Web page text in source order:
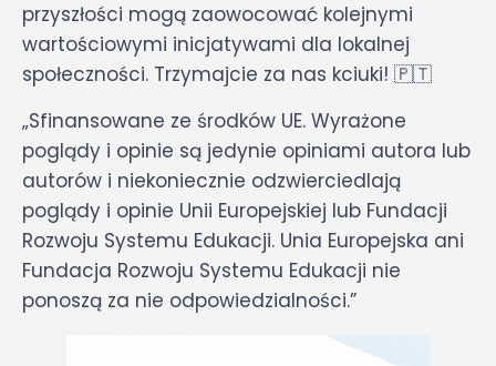
przyszłości mogą zaowocować kolejnymi
wartościowymi inicjatywami dla lokalnej
społeczności. Trzymajcie za nas kciuki! 🇵🇹
„Sfinansowane ze środków UE. Wyrażone
poglądy i opinie są jedynie opiniami autora lub
autorów i niekoniecznie odzwierciedlają
poglądy i opinie Unii Europejskiej lub Fundacji
Rozwoju Systemu Edukacji. Unia Europejska ani
Fundacja Rozwoju Systemu Edukacji nie
ponoszą za nie odpowiedzialności.”